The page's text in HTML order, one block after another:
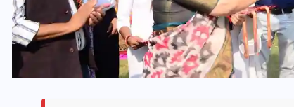
29 दिसम्बर 2025